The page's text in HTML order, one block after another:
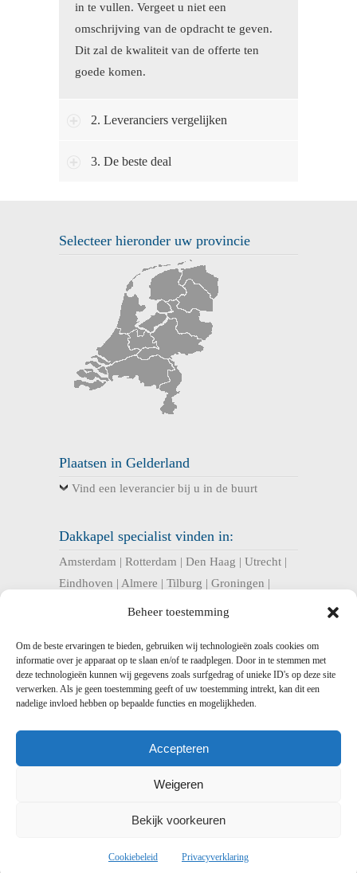
Beheer toestemming
Om de beste ervaringen te bieden, gebruiken wij technologieën zoals cookies om
informatie over je apparaat op te slaan en/of te raadplegen. Door in te stemmen met
deze technologieën kunnen wij gegevens zoals surfgedrag of unieke ID's op deze site
verwerken. Als je geen toestemming geeft of uw toestemming intrekt, kan dit een
nadelige invloed hebben op bepaalde functies en mogelijkheden.
Accepteren
Weigeren
Bekijk voorkeuren
Cookiebeleid Privacyverklaring
in te vullen. Vergeet u niet een
omschrijving van de opdracht te geven.
Dit zal de kwaliteit van de offerte ten
goede komen.
2. Leveranciers vergelijken
3. De beste deal
Selecteer hieronder uw provincie
Plaatsen in Gelderland
Vind een leverancier bij u in de buurt
Dakkapel specialist vinden in:
Amsterdam | Rotterdam | Den Haag | Utrecht |
Eindhoven | Almere | Tilburg | Groningen |
U bent hier:
Dakkapel Expres>Dakkapel Gelderland –
Putten – Prefab, kunststof en houten
dakkapellen
Expres -- Voorwaarden